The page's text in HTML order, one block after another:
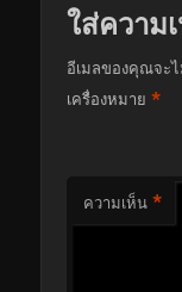
ใส่ความ
อีเมลของคุณจะ
เครื่องหมาย*
ความเห็น *